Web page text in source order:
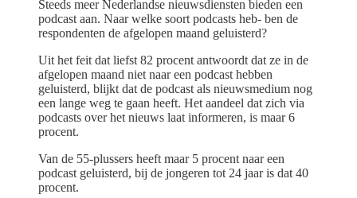
Steeds meer Nederlandse nieuwsdiensten bieden een
podcast aan. Naar welke soort podcasts heb- ben de
respondenten de afgelopen maand geluisterd?
Uit het feit dat liefst 82 procent antwoordt dat ze in de
afgelopen maand niet naar een podcast hebben
geluisterd, blijkt dat de podcast als nieuwsmedium nog
een lange weg te gaan heeft. Het aandeel dat zich via
podcasts over het nieuws laat informeren, is maar 6
procent.
Van de 55-plussers heeft maar 5 procent naar een
podcast geluisterd, bij de jongeren tot 24 jaar is dat 40
procent.